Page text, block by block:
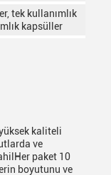
tek kullanımlık
kapsüller
kaliteli
ve
paket 10
boyutunu ve